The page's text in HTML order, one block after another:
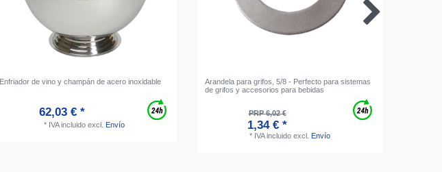
Enfriador de vino y champán de acero inoxidable
62,03 € *
* IVA incluido excl. Envío
Arandela para grifos, 5/8 - Perfecto para sistemas
de grifos y accesorios para bebidas
PRP 6,02 €
1,34 € *
* IVA incluido excl. Envío